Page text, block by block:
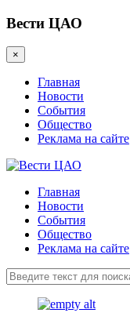
Вести ЦАО
×
Главная
Новости
События
Общество
Реклама на сайте
Главная
Новости
События
Общество
Реклама на сайте